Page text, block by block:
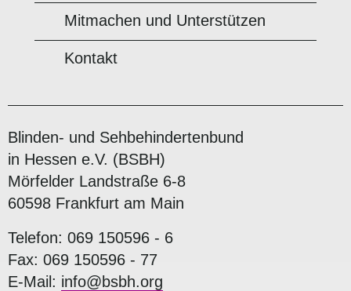
Mitmachen und Unterstützen
Kontakt
Blinden- und Sehbehindertenbund
in Hessen e.V. (BSBH)
Mörfelder Landstraße 6-8
60598 Frankfurt am Main
Telefon: 069 150596 - 6
Fax: 069 150596 - 77
E-Mail: info@bsbh.org